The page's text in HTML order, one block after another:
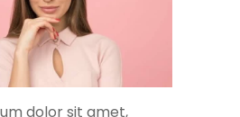
dolor sit amet,